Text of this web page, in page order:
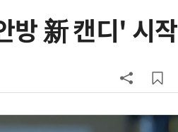
방 新 캔디' 시작